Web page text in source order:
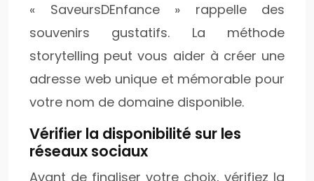
« SaveursDEnfance » rappelle des
souvenirs gustatifs. La méthode
storytelling peut vous aider à créer une
adresse web unique et mémorable pour
votre nom de domaine disponible.
Vérifier la disponibilité sur les
réseaux sociaux
Avant de finaliser votre choix, vérifiez la